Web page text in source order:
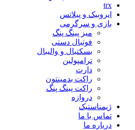
trx
ایروبیک و پیلاتس
بازی و سرگرمی
میز پینگ پنگ
فوتبال دستی
بسکتبال و والیبال
ترامپولین
دارت
راکت بدمینتون
راکت پینگ پنگ
دروازه
ژیمناستیک
تماس با ما
درباره ما